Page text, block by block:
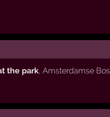
the park, Amsterdamse Bos